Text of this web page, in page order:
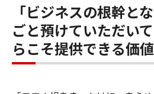
「ビジネスの根幹と
ごと預けていただい
らこそ提供できる価値